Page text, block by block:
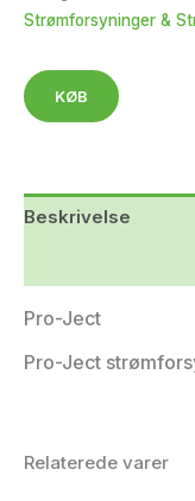
Strømforsyninger &
KØB
Beskrivelse
Pro-Ject
Pro-Ject
Relaterede varer